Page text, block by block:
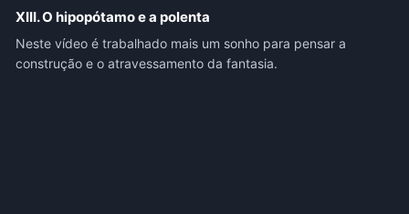
XIII. O hipopótamo e a polenta
Neste vídeo é trabalhado mais um sonho para pensar a
construção e o atravessamento da fantasia.